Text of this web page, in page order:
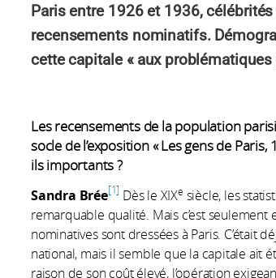
Paris entre 1926 et 1936,
recensements nominatifs.
cette capitale « aux problématiques
Les recensements de la population
socle de l’exposition « Les gens de
ils importants ?
Sandra Brée 1 Dès le XIXe siècle, les
remarquable qualité. Mais c’est
nominatives sont dressées à Paris. C’était
national, mais il semble que la capitale ait
raison de son coût élevé, l’opération